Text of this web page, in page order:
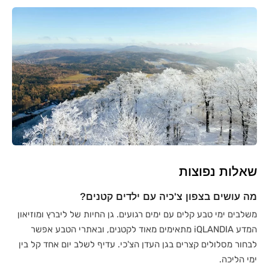
שאלות נפוצות
מה עושים בצפון צ'כיה עם ילדים קטנים?
משלבים ימי טבע קלים עם ימים רגועים. גן החיות של ליברץ ומוזיאון
המדע iQLANDIA מתאימים מאוד לקטנים, ובאתרי הטבע אפשר
לבחור מסלולים קצרים בגן העדן הצ'כי. עדיף לשלב יום אחד קל בין
ימי הליכה.